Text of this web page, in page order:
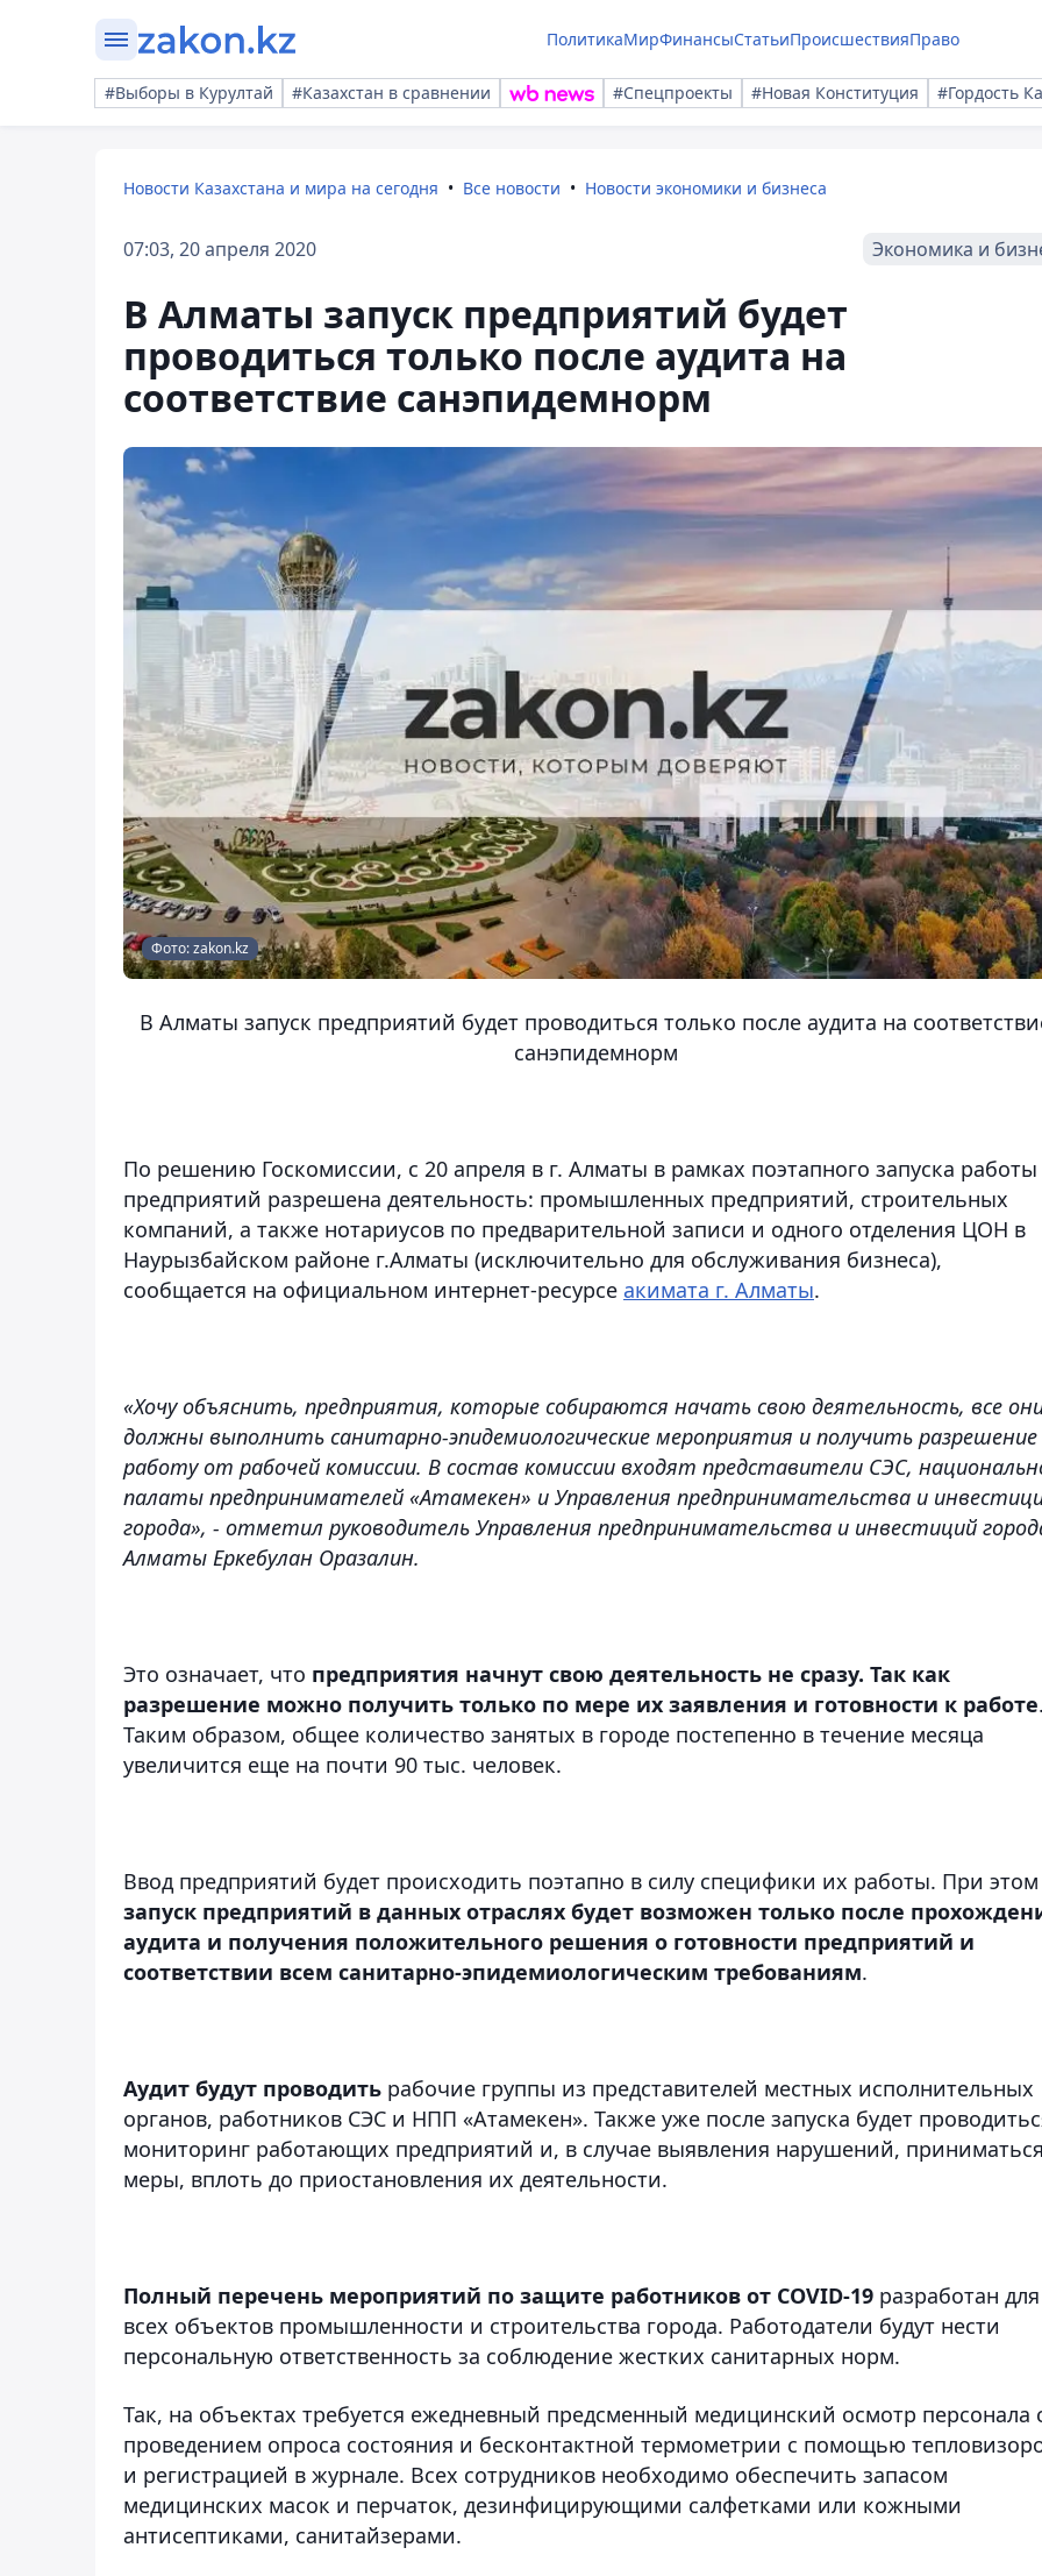
ПолитикаМирФинансыСтатьиПроисшествияПраво
#Выборы в Курултай #Казахстан в сравнении #Спецпроекты #Новая Конституция #Гордость
Новости Казахстана и мира на сегодня Все новости Новости экономики и бизнеса
07:03, 20 апреля 2020 Экономика и
В Алматы запуск предприятий будет
проводиться только после аудита на
соответствие санэпидемнорм
Фото: zakon.kz
В Алматы запуск предприятий будет проводиться только после аудита на
санэпидемнорм
По решению Госкомиссии, с 20 апреля в г. Алматы в рамках поэтапного запуска работы
предприятий разрешена деятельность: промышленных предприятий, строительных
компаний, а также нотариусов по предварительной записи и одного отделения ЦОН в
Наурызбайском районе г.Алматы (исключительно для обслуживания бизнеса),
сообщается на официальном интернет-ресурсе акимата г. Алматы.
«Хочу объяснить, предприятия, которые собираются начать свою деятельность, все
должны выполнить санитарно-эпидемиологические мероприятия и получить
работу от рабочей комиссии. В состав комиссии входят представители СЭС,
палаты предпринимателей «Атамекен» и Управления предпринимательства и
города», - отметил руководитель Управления предпринимательства и инвестиций
Алматы Еркебулан Оразалин.
Это означает, что предприятия начнут свою деятельность не сразу. Так как
разрешение можно получить только по мере их заявления и готовности к работе
Таким образом, общее количество занятых в городе постепенно в течение месяца
увеличится еще на почти 90 тыс. человек.
Ввод предприятий будет происходить поэтапно в силу специфики их работы. При этом
запуск предприятий в данных отраслях будет возможен только после
аудита и получения положительного решения о готовности предприятий и
соответствии всем санитарно-эпидемиологическим требованиям.
Аудит будут проводить рабочие группы из представителей местных исполнительных
органов, работников СЭС и НПП «Атамекен». Также уже после запуска будет
мониторинг работающих предприятий и, в случае выявления нарушений,
меры, вплоть до приостановления их деятельности.
Полный перечень мероприятий по защите работников от COVID-19 разработан для
всех объектов промышленности и строительства города. Работодатели будут нести
персональную ответственность за соблюдение жестких санитарных норм.
Так, на объектах требуется ежедневный предсменный медицинский осмотр персонала
проведением опроса состояния и бесконтактной термометрии с помощью
и регистрацией в журнале. Всех сотрудников необходимо обеспечить запасом
медицинских масок и перчаток, дезинфицирующими салфетками или кожными
антисептиками, санитайзерами.